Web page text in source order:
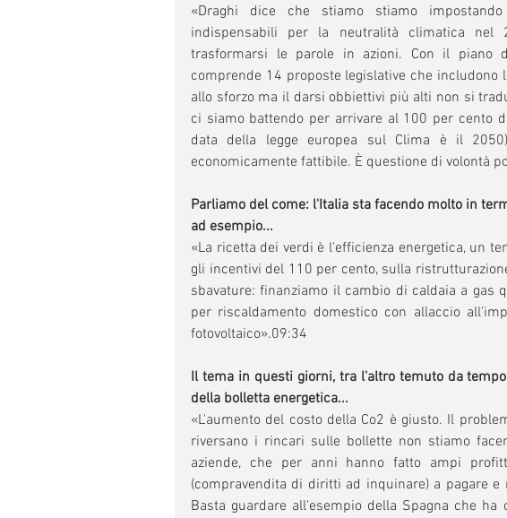
«Draghi dice che stiamo stiamo
indispensabili per la neutralità climatica nel
trasformarsi le parole in azioni. Con il piano
comprende 14 proposte legislative che includono
allo sforzo ma il darsi obbiettivi più alti non si
ci siamo battendo per arrivare al 100 per cento
data della legge europea sul Clima è il
economicamente fattibile. È questione di volontà
Parliamo del come: l'Italia sta facendo molto in
ad esempio...
«La ricetta dei verdi è l'efficienza energetica, un
gli incentivi del 110 per cento, sulla
sbavature: finanziamo il cambio di caldaia a gas
per riscaldamento domestico con allaccio
fotovoltaico».09:34
Il tema in questi giorni, tra l'altro temuto da
della bolletta energetica...
«L'aumento del costo della Co2 è giusto. Il
riversano i rincari sulle bollette non stiamo
aziende, che per anni hanno fatto ampi
(compravendita di diritti ad inquinare) a pagare e
Basta guardare all'esempio della Spagna che